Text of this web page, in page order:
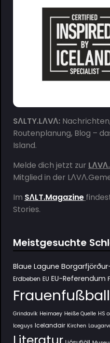
SΛLTY.LΛVΛ:
Routenplanung, Blog –
Island.
Melde dich jetzt zur
Mitglied in der
Im SΛLT.Magazine
Stories.
Meistgesuchte
Blaue Lagune
Erdbeben EU EU-Referendum
Frauenfußball
Grindavík Heimaey Heiße Quelle HS
Iceguys Icelandair Kirchen